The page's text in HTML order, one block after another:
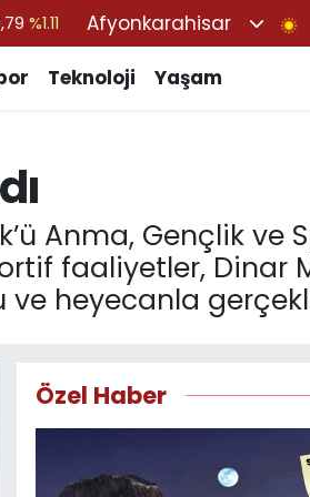
%0.18
%-14
%1.11
Afyonkarahisar
Teknoloji Yaşam
Anma, Gençlik ve
faaliyetler, Dinar
ve heyecanla
Özel Haber